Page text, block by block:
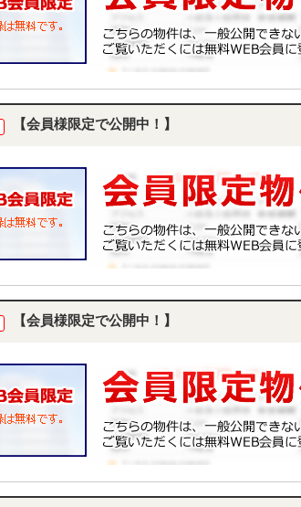
【会員様限定で公開中！】
【会員様限定で公開中！】